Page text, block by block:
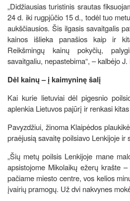
„Didžiausias turistinis srautas
24 d. iki rugpjūčio 15 d., todėl tuo
aukščiausios. Šis ilgasis savaitgalis
kainos išlieka panašios kaip ir
Reikšmingų kainų pokyčių,
savaitgaliu, nepastebima“, – kalbėjo
Dėl kainų – į kaimyninę šalį
Kai kurie lietuviai dėl pigesnio
aplenkia Lietuvos pajūrį ir renkasi
Pavyzdžiui, žinoma Klaipėdos
praėjusią savaitę poilsiavo Lenkijoje ir
„Šių metų poilsis Lenkijoje mane
apsistojome Mikolaikų ežerų krašte
pačiame miesto centre, vos kelios
įvairių pramogų. Už dvi nakvynes